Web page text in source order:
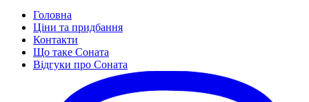
Головна
Ціни та придбання
Контакти
Що таке Соната
Відгуки про Соната